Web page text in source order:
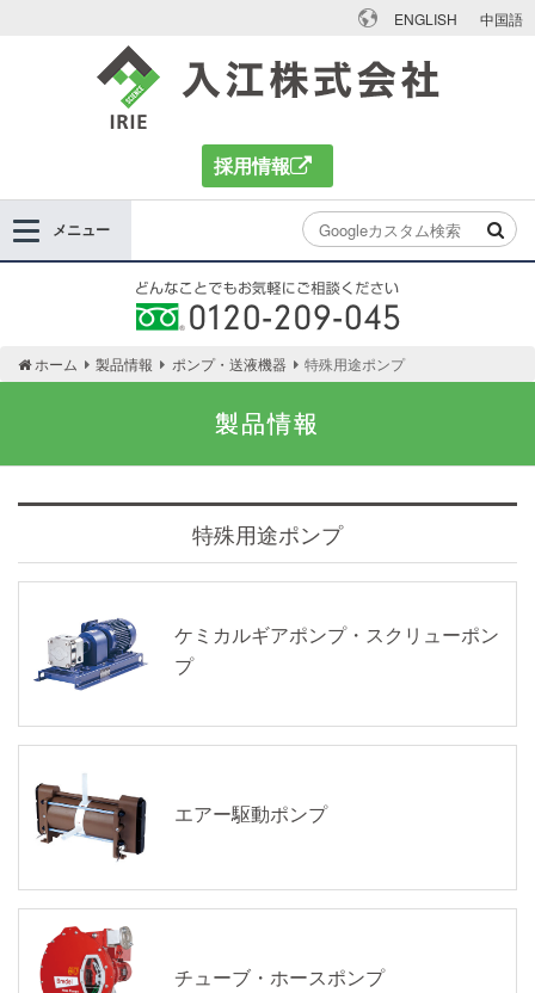
入江株式会社
採用情報
209-045
ENGLISH 中国語
メニュー
ホーム 製品情報 ポンプ・送液機器 特殊用途ポンプ
製品情報
特殊用途ポンプ
ケミカルギアポンプ・スクリューポン
プ
エアー駆動ポンプ
チューブ・ホースポンプ